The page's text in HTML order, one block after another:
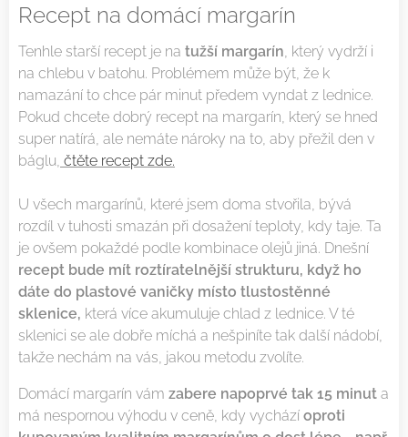
Recept na domácí margarín
Tenhle starší recept je na tužší margarín, který vydrží i
na chlebu v batohu. Problémem může být, že k
namazání to chce pár minut předem vyndat z lednice.
Pokud chcete dobrý recept na margarín, který se hned
super natírá, ale nemáte nároky na to, aby přežil den v
báglu, čtěte recept zde.
U všech margarínů, které jsem doma stvořila, bývá
rozdíl v tuhosti smazán při dosažení teploty, kdy taje. Ta
je ovšem pokaždé podle kombinace olejů jiná. Dnešní
recept bude mít roztíratelnější strukturu, když ho
dáte do plastové vaničky místo tlustostěnné
sklenice, která více akumuluje chlad z lednice. V té
sklenici se ale dobře míchá a nešpiníte tak další nádobí,
takže nechám na vás, jakou metodu zvolíte.
Domácí margarín vám zabere napoprvé tak 15 minut a
má nespornou výhodu v ceně, kdy vychází oproti